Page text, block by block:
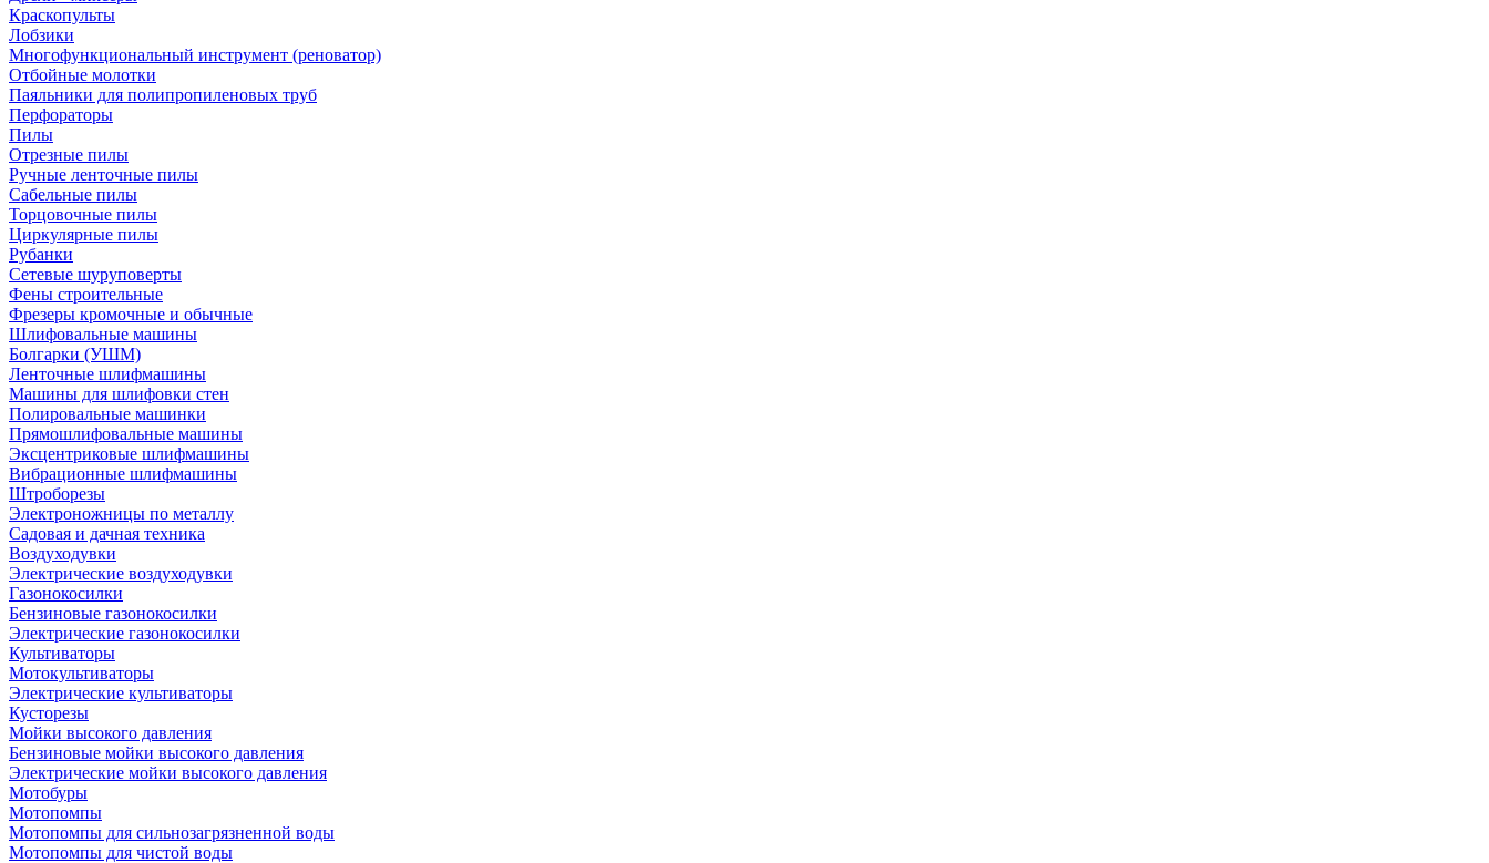
Краскопульты
Лобзики
Многофункциональный инструмент (реноватор)
Отбойные молотки
Паяльники для полипропиленовых труб
Перфораторы
Пилы
Отрезные пилы
Ручные ленточные пилы
Сабельные пилы
Торцовочные пилы
Циркулярные пилы
Рубанки
Сетевые шуруповерты
Фены строительные
Фрезеры кромочные и обычные
Шлифовальные машины
Болгарки (УШМ)
Ленточные шлифмашины
Машины для шлифовки стен
Полировальные машинки
Прямошлифовальные машины
Эксцентриковые шлифмашины
Вибрационные шлифмашины
Штроборезы
Электроножницы по металлу
Садовая и дачная техника
Воздуходувки
Электрические воздуходувки
Газонокосилки
Бензиновые газонокосилки
Электрические газонокосилки
Культиваторы
Мотокультиваторы
Электрические культиваторы
Кусторезы
Мойки высокого давления
Бензиновые мойки высокого давления
Электрические мойки высокого давления
Мотобуры
Мотопомпы
Мотопомпы для сильнозагрязненной воды
Мотопомпы для чистой воды